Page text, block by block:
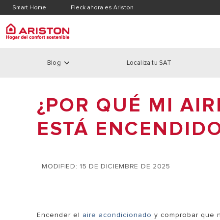
Smart Home Fleck ahora es Ariston
Extensión de Garantía
Registra tu producto
ARISTON GROUP
EL GRUPO
TRABAJA CON NOSOTROS
PRODUCTS | CATEGORIES
CALDERAS
TERMOS Y CALENTADORES
AEROTERMIA
Blog
Blog TheComfortWay
HIDRÓGENO VERDE
Localiza tu SAT
Subvenciones
SUBVENCIONES AEROTERMIA
¿POR QUÉ MI
ESTÁ
MODIFIED: 15 DE DICIEMBRE DE 2025
Encender el aire acondicionado y comprobar que